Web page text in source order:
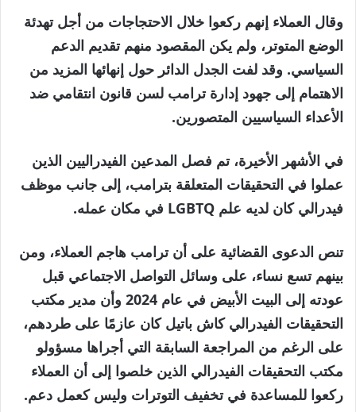
وقال العملاء إنهم ركعوا خلال الاحتجاجات من أجل تهدئة
الوضع المتوتر، ولم يكن المقصود منهم تقديم الدعم
السياسي. وقد لفت الجدل الدائر حول إنهائها المزيد من
الاهتمام إلى جهود إدارة ترامب لسن قانون انتقامي ضد
الأعداء السياسيين المتصورين.
في الأشهر الأخيرة، تم فصل المدعين الفيدراليين الذين
عملوا في التحقيقات المتعلقة بترامب، إلى جانب موظف
فيدرالي كان لديه علم LGBTQ في مكان عمله.
تنص الدعوى القضائية على أن ترامب هاجم العملاء، ومن
بينهم تسع نساء، على وسائل التواصل الاجتماعي قبل
عودته إلى البيت الأبيض في عام 2024 وأن مدير مكتب
التحقيقات الفيدرالي كاش باتيل كان عازمًا على طردهم،
على الرغم من المراجعة السابقة التي أجراها مسؤولو
مكتب التحقيقات الفيدرالي الذين خلصوا إلى أن العملاء
ركعوا للمساعدة في تخفيف التوترات وليس كعمل دعم.